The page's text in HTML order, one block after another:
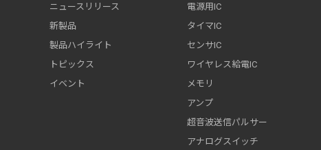
ニュースリリース
新製品
製品ハイライト
トピックス
イベント
電源用IC
タイマIC
センサIC
ワイヤレス給電IC
メモリ
アンプ
超音波送信パルサー
アナログスイッチ